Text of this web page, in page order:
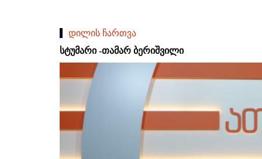
დილის ჩართვა
სტუმარი -თამარ ბერიშვილი